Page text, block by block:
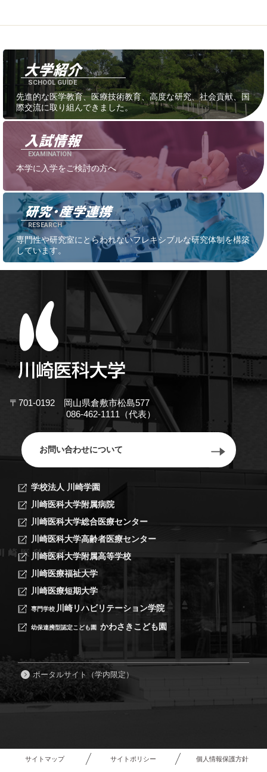
SCHOOL GUIDE
先進的な医学教育、医療技術教育、高度な研究、社会貢献、国
際交流に取り組んできました。
EXAMINATION
本学に入学をご検討の方へ
RESEARCH
専門性や研究室にとらわれないフレキシブルな研究体制を構築
しています。
〒701-0192 岡山県倉敷市松島577
086-462-1111（代表）
お問い合わせについて
学校法人 川崎学園
川崎医科大学附属病院
川崎医科大学総合医療センター
川崎医科大学高齢者医療センター
川崎医科大学附属高等学校
川崎医療福祉大学
川崎医療短期大学
専門学校 川崎リハビリテーション学院
幼保連携型認定こども園 かわさきこども園
ポータルサイト（学内限定）
サイトマップ サイトポリシー 個人情報保護方針